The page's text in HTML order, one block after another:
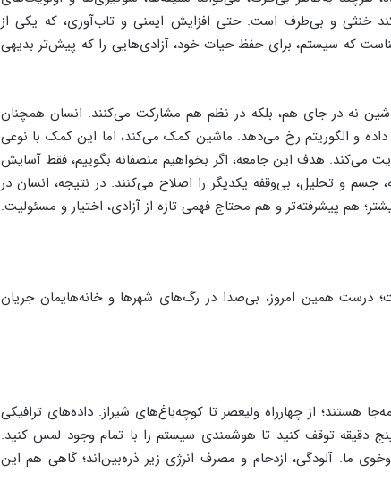
خنثی و بی‌طرف است. حتی افزایش ایمنی و تاب‌آوری، که یکی از
که سیستم، برای حفظ حیات خود، آزادی‌هایی را که پیش‌تر بدیهی
نه در جای هم، بلکه در نظم هم مشارکت می‌کنند. انسان همچنان
داده و الگوریتم رخ می‌دهد. ماشین کمک می‌کند، اما این کمک با نوعی
می‌کند. هدف این جامعه، اگر بخواهیم منصفانه بگوییم، فقط آسایش
و تحلیل، بی‌وقفه یکدیگر را اصلاح می‌کنند. در نتیجه، انسان در
هم پیشرفته‌تر و هم محتاج فهمی تازه از آزادی، اختیار و مسئولیت.
درست همین امروز، بی‌صدا در رگ‌های شهرها و خانه‌هایمان جریان
از چهارراه ولیعصر تا کوچه‌باغ‌های شیراز. داده‌های ترافیکی
توقف کنید تا هوشمندی سیستم را با تمام وجود لمس کنید.
ما. آلودگی، ازدحام و مصرف انرژی زیر ذره‌بین‌اند؛ گاهی هم این